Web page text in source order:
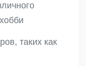
таких как